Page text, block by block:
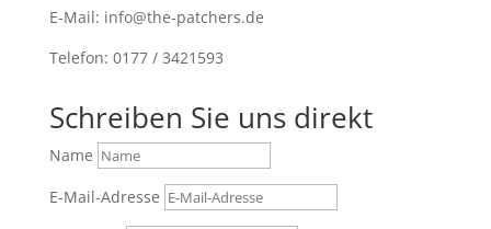
E-Mail: info@the-patchers.de
Telefon: 0177 / 3421593
Schreiben Sie uns direkt
Name
E-Mail-Adresse